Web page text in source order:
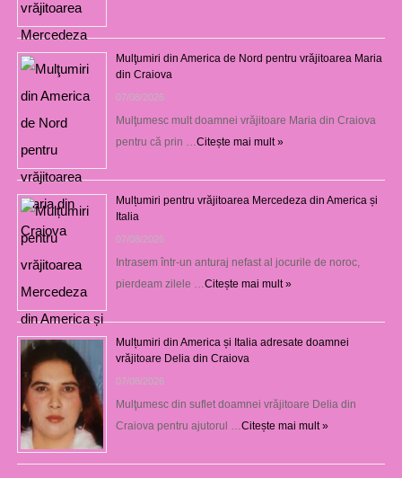
Mulţumiri din America de Nord pentru vrăjitoarea Maria
din Craiova
07/08/2026
Mulţumesc mult doamnei vrăjitoare Maria din Craiova
pentru că prin … Citește mai mult »
Mulțumiri pentru vrăjitoarea Mercedeza din America și
Italia
07/08/2026
Intrasem într-un anturaj nefast al jocurile de noroc,
pierdeam zilele … Citește mai mult »
Mulțumiri din America și Italia adresate doamnei
vrăjitoare Delia din Craiova
07/08/2026
Mulţumesc din suflet doamnei vrăjitoare Delia din
Craiova pentru ajutorul … Citește mai mult »